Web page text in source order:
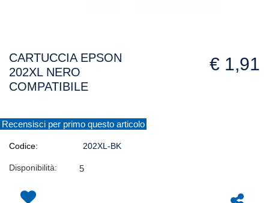
CARTUCCIA EPSON
202XL NERO
COMPATIBILE
€ 1,91
Recensisci per primo questo articolo
Codice: 202XL-BK
Disponibilità: 5